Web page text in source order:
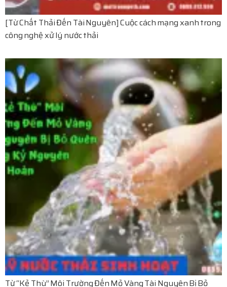
[Từ Chất Thải Đến Tài Nguyên] Cuộc cách mạng xanh trong
công nghệ xử lý nước thải
Từ “Kẻ Thù” Môi Trường Đến Mỏ Vàng Tài Nguyên Bị Bỏ